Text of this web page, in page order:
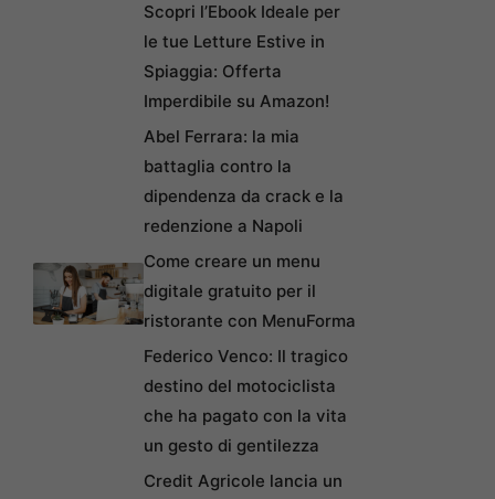
Scopri l’Ebook Ideale per
le tue Letture Estive in
Spiaggia: Offerta
Imperdibile su Amazon!
Abel Ferrara: la mia
battaglia contro la
dipendenza da crack e la
redenzione a Napoli
Come creare un menu
digitale gratuito per il
ristorante con MenuForma
Federico Venco: Il tragico
destino del motociclista
che ha pagato con la vita
un gesto di gentilezza
Credit Agricole lancia un